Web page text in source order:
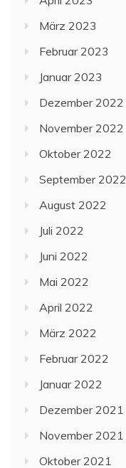
März 2023
Februar 2023
Januar 2023
Dezember 2022
November 2022
Oktober 2022
September 2022
August 2022
Juli 2022
Juni 2022
Mai 2022
April 2022
März 2022
Februar 2022
Januar 2022
Dezember 2021
November 2021
Oktober 2021